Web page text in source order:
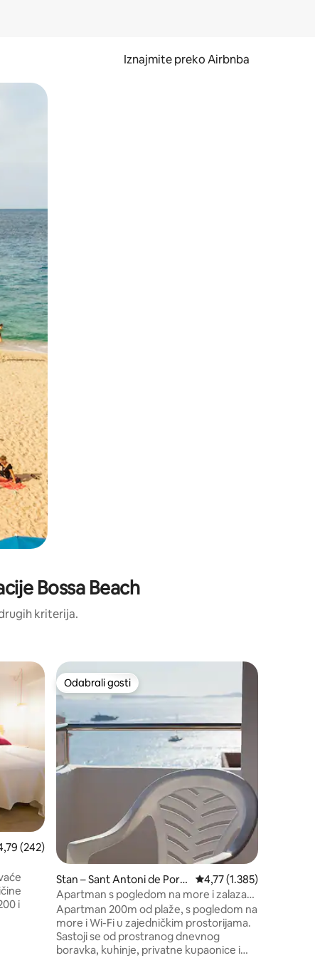
Iznajmite preko Airbnba
prstom po zaslonu.
Bossa Beach
kriterija.
ocjena: 4,79/5, recenzija: 242
(242)
i
Odabrali gosti
Odabrali gosti
Stan – Sant Antoni de Port
many
Prosječna ocjena: 4,77/
4,77 (1.385)
Apartman s pogledom na more i zalazak
sunca
Apartman 200m od plaže, s pogledom na
more i Wi-Fi u zajedničkim prostorijama.
Sastoji se od prostranog dnevnog
boravka, kuhinje, privatne kupaonice i